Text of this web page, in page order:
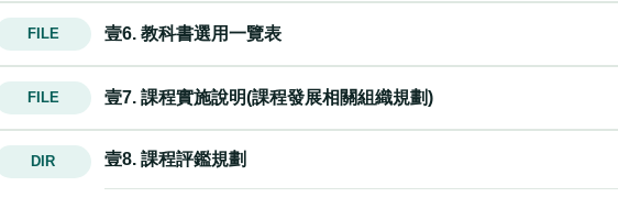
FILE 壹6. 教科書選用一覽表
FILE 壹7. 課程實施說明(課程發展相關組織規劃)
DIR 壹8. 課程評鑑規劃